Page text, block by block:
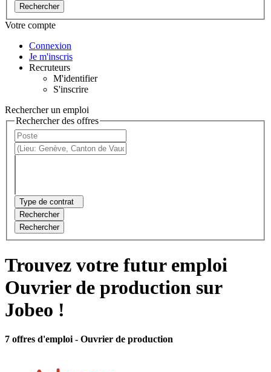
Rechercher
Votre compte
Connexion
Je m'inscris
Recruteurs
M'identifier
S'inscrire
Rechercher un emploi
Rechercher des offres
Type de contrat
Rechercher
Rechercher
Trouvez votre futur emploi
Ouvrier de production sur
Jobeo !
7 offres d'emploi - Ouvrier de production